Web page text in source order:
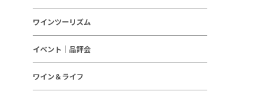
ワインツーリズム
イベント｜品評会
ワイン＆ライフ